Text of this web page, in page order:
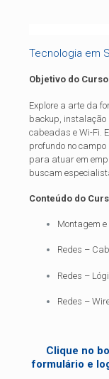
Tecnologia em
Objetivo do
Explore a arte da
backup, instalação
cabeadas e Wi-Fi.
profundo no
para atuar em
buscam
Conteúdo do
Montagem
Redes –
Redes –
Redes –
Clique no
formulário e